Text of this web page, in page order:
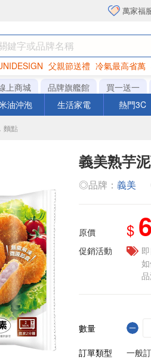
萬家福
父親節送禮 冷氣最高省萬
海苔 洋芋片
上商城 品牌旗艦館 買一送一
油沖泡 生活家電 熱門3C
麵點
義美熟芋
◎品牌： 義美
原價 $
促銷活動
數量
訂單類型
一般